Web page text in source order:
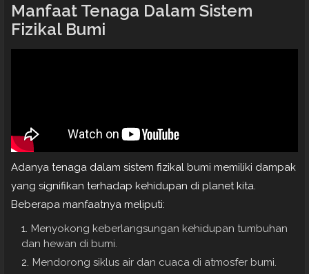
Manfaat Tenaga Dalam Sistem
Fizikal Bumi
Adanya tenaga dalam sistem fizikal bumi memiliki dampak
yang signifikan terhadap kehidupan di planet kita.
Beberapa manfaatnya meliputi:
Menyokong keberlangsungan kehidupan tumbuhan
dan hewan di bumi.
Mendorong siklus air dan cuaca di atmosfer bumi.